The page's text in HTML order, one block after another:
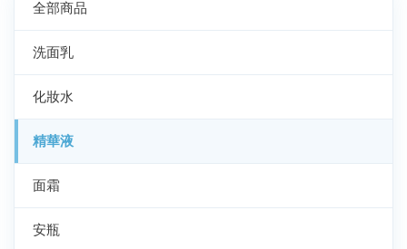
全部商品
洗面乳
化妝水
精華液
面霜
安瓶